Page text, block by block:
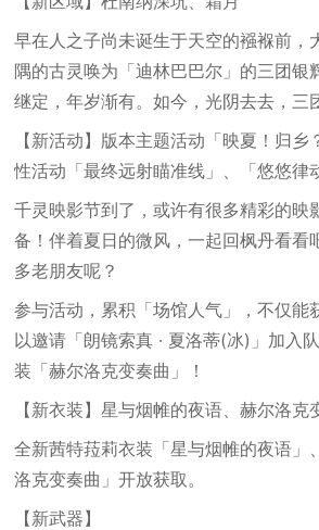
早在人之子尚未诞生于天空的襁褓前，
隅的古灵唤为「迪林巴巴尔」的三团银
继定，年岁渐有。如今，光阴去去，三
【新活动】版本主题活动「映夏！归
性活动「最终远射瞄准线」、「悠悠律
千灵映影节到了，或许有很多精彩的映
备！伴着夏日的微风，一起回枫丹看看
多老朋友呢？
参与活动，累积「场馆人气」，不仅能
以邀请「朗镜索真 · 夏洛蒂(冰)」加入
装「赫尔洛克变奏曲」！
【新衣装】星与烟帷的夜语、赫尔洛克
全新茜特菈莉衣装「星与烟帷的夜语」
洛克变奏曲」开放获取。
【新武器】